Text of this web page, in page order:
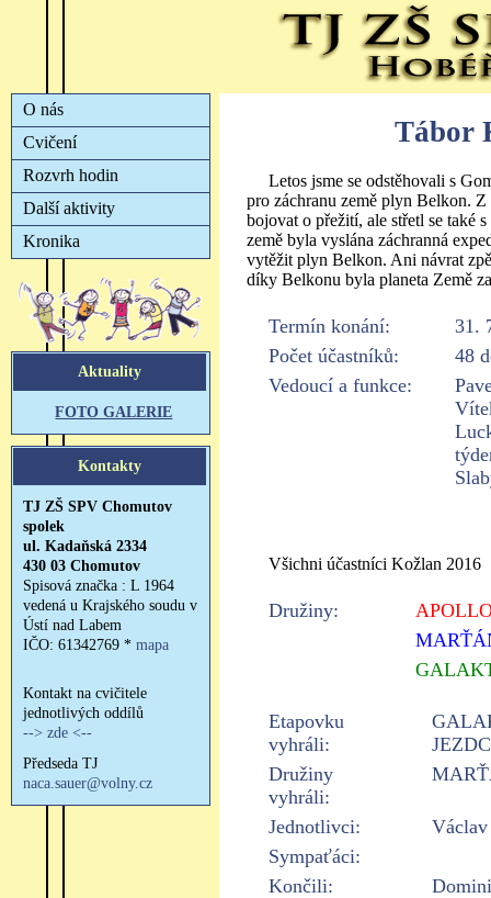
Tábor
Letos jsme se odstěhovali s
pro záchranu země plyn Belkon.
bojovat o přežití, ale střetl se také
země byla vyslána záchranná
vytěžit plyn Belkon. Ani návrat
díky Belkonu byla planeta Země
Termín konání:
31.
Počet účastníků:
48
Vedoucí a funkce:
Všichni účastníci Kožlan 2016
Družiny:
Etapovku
vyhráli:
Družiny
vyhráli:
Jednotlivci:
Sympaťáci:
Končili: